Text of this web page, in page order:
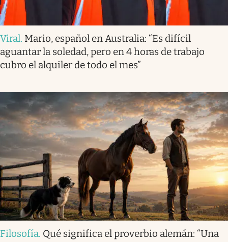
Viral. Mario, español en Australia: “Es difícil
aguantar la soledad, pero en 4 horas de trabajo
cubro el alquiler de todo el mes”
Filosofía. Qué significa el proverbio alemán: “Una